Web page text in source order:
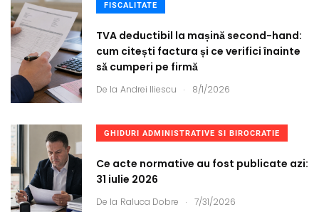
FISCALITATE
TVA deductibil la mașină second-hand:
cum citești factura și ce verifici înainte
să cumperi pe firmă
De la Andrei Iliescu . 8/1/2026
GHIDURI ADMINISTRATIVE SI BIROCRATIE
Ce acte normative au fost publicate azi:
31 iulie 2026
De la Raluca Dobre . 7/31/2026